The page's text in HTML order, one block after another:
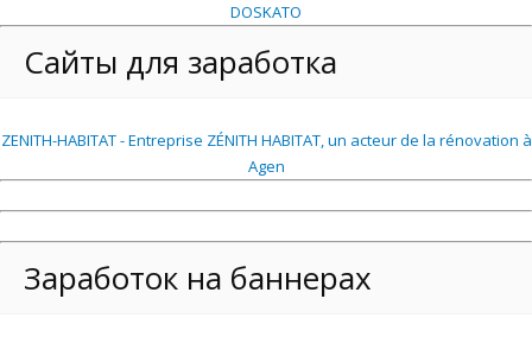
DOSKATO
Сайты для заработка
ZENITH-HABITAT - Entreprise ZÉNITH HABITAT, un acteur de la rénovation à
Agen
Заработок на баннерах